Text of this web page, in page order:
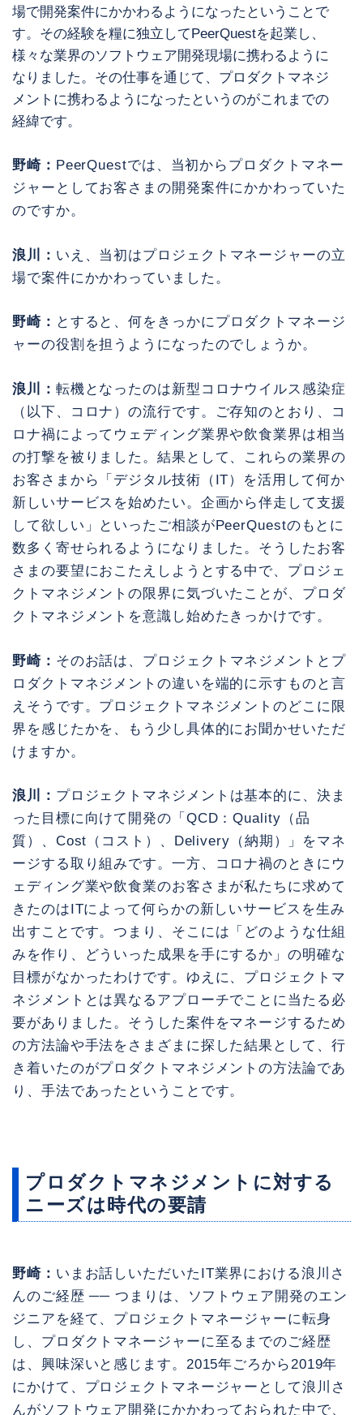
場で開発案件にかかわるようになったということで
す。その経験を糧に独立してPeerQuestを起業し、
様々な業界のソフトウェア開発現場に携わるように
なりました。その仕事を通じて、プロダクトマネジ
メントに携わるようになったというのがこれまでの
経緯です。
野崎： PeerQuestでは、当初からプロダクトマネー
ジャーとしてお客さまの開発案件にかかわっていた
のですか。
浪川： いえ、当初はプロジェクトマネージャーの立
場で案件にかかわっていました。
野崎： とすると、何をきっかにプロダクトマネージ
ャーの役割を担うようになったのでしょうか。
浪川： 転機となったのは新型コロナウイルス感染症
（以下、コロナ）の流行です。ご存知のとおり、コ
ロナ禍によってウェディング業界や飲食業界は相当
の打撃を被りました。結果として、これらの業界の
お客さまから「デジタル技術（IT）を活用して何か
新しいサービスを始めたい。企画から伴走して支援
して欲しい」といったご相談がPeerQuestのもとに
数多く寄せられるようになりました。そうしたお客
さまの要望におこたえしようとする中で、プロジェ
クトマネジメントの限界に気づいたことが、プロダ
クトマネジメントを意識し始めたきっかけです。
野崎： そのお話は、プロジェクトマネジメントとプ
ロダクトマネジメントの違いを端的に示すものと言
えそうです。プロジェクトマネジメントのどこに限
界を感じたかを、もう少し具体的にお聞かせいただ
けますか。
浪川： プロジェクトマネジメントは基本的に、決ま
った目標に向けて開発の「QCD：Quality（品
質）、Cost（コスト）、Delivery（納期）」をマネ
ージする取り組みです。一方、コロナ禍のときにウ
ェディング業や飲食業のお客さまが私たちに求めて
きたのはITによって何らかの新しいサービスを生み
出すことです。つまり、そこには「どのような仕組
みを作り、どういった成果を手にするか」の明確な
目標がなかったわけです。ゆえに、プロジェクトマ
ネジメントとは異なるアプローチでことに当たる必
要がありました。そうした案件をマネージするため
の方法論や手法をさまざまに探した結果として、行
き着いたのがプロダクトマネジメントの方法論であ
り、手法であったということです。
プロダクトマネジメントに対する
ニーズは時代の要請
野崎： いまお話しいただいたIT業界における浪川さ
んのご経歴 ── つまりは、ソフトウェア開発のエン
ジニアを経て、プロジェクトマネージャーに転身
し、プロダクトマネージャーに至るまでのご経歴
は、興味深いと感じます。2015年ごろから2019年
にかけて、プロジェクトマネージャーとして浪川さ
んがソフトウェア開発にかかわっておられた中で、